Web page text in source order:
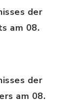
der
am 08.
der
am 08.